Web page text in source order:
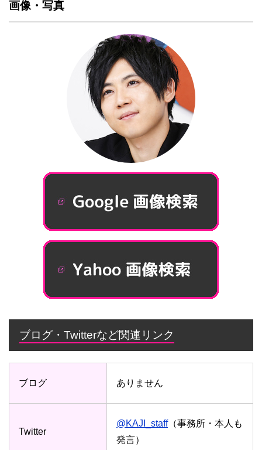
画像・写真
ブログ・Twitterなど関連リンク
ブログ ありません
Twitter
@KAJI_staff（事務所・本人も
発言）